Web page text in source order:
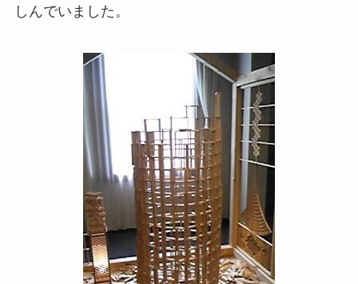
しんでいました。